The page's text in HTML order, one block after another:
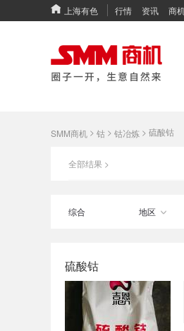
上海有色 行情 资讯 商
SMM商机 > 钴 > 钴冶炼 > 硫酸钴
全部结果 >
综合 地区
硫酸钴